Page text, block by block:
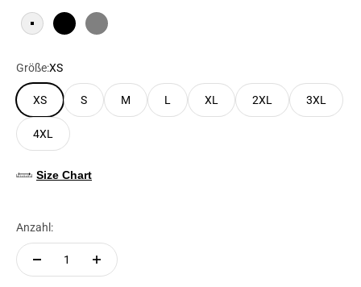
Weiß SchwarzGrau
Größe:XS
XS S M L XL 2XL 3XL
4XL
Size Chart
Anzahl: